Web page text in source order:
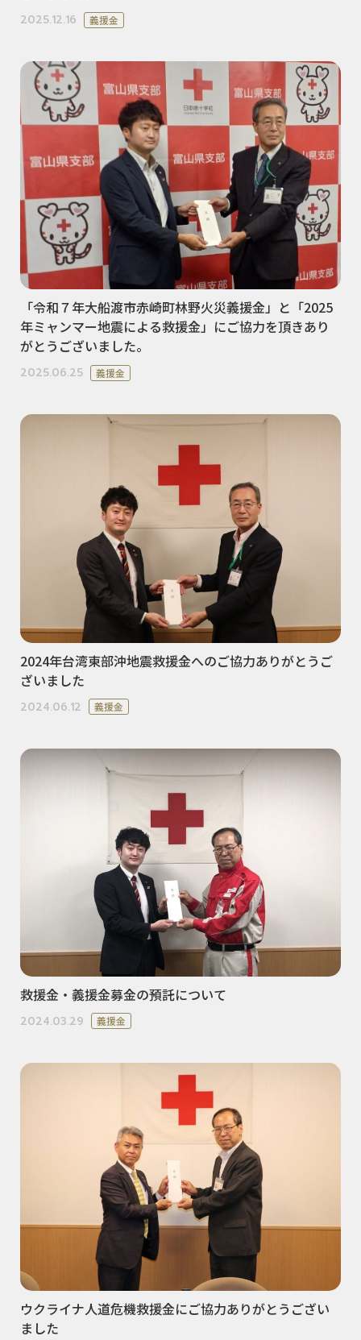
2025.12.16 義援金
「令和７年大船渡市赤崎町林野火災義援金」と「2025
年ミャンマー地震による救援金」にご協力を頂きあり
がとうございました。
2025.06.25 義援金
2024年台湾東部沖地震救援金へのご協力ありがとうご
ざいました
2024.06.12 義援金
救援金・義援金募金の預託について
2024.03.29 義援金
ウクライナ人道危機救援金にご協力ありがとうござい
ました